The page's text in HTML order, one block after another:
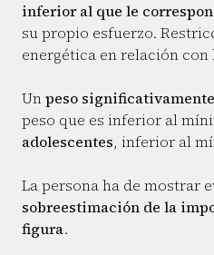
inferior al que le
su propio esfuerzo.
energética en relación con
Unpeso
peso que es inferior al
adolescentes, inferior al
La persona ha de mostrar
sobreestimación de la
figura.